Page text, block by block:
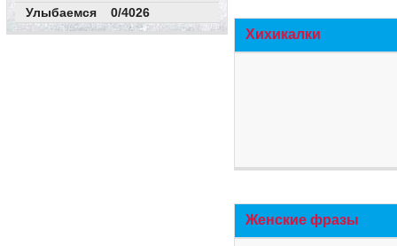
Улыбаемся 0/4026
Хихикалки
Женские фразы